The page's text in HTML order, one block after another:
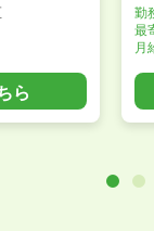
ら
勤
最
月